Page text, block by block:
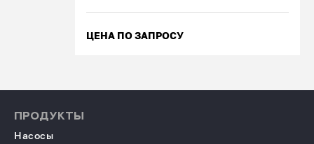
ЦЕНА ПО ЗАПРОСУ
ПРОДУКТЫ
Насосы